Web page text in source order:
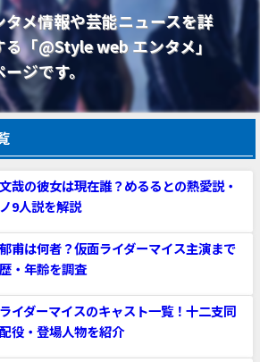
タメ情報や芸能ニュースを詳
「@Style web エンタメ」
ジです。
哉の彼女は現在誰？めるるとの熱愛説・
9人説を解説
甫は何者？仮面ライダーマイス主演まで
・年齢を調査
イダーマイスのキャスト一覧！十二支同
役・登場人物を紹介